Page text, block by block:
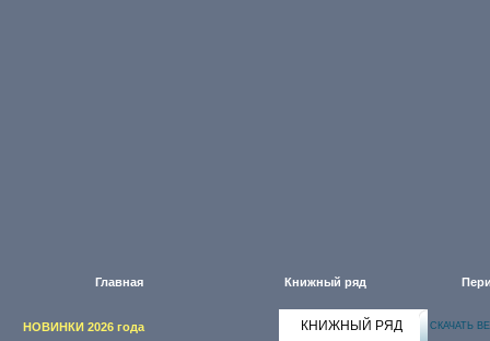
Главная Книжный ряд
НОВИНКИ 2026 года
КНИЖНЫЙ РЯД СКАЧАТЬ